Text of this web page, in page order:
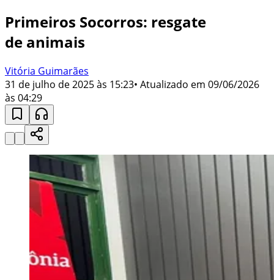
Primeiros Socorros: resgate
de animais
Vitória Guimarães
31 de julho de 2025 às 15:23• Atualizado em 09/06/2026
às 04:29